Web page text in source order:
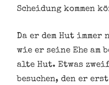
Scheidung kommen
Da er dem Hut
wie er seine Ehe am
alte Hut. Etwas
besuchen, den er